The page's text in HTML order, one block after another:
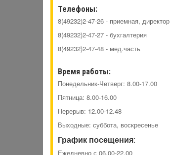
Телефоны:
8(49232)2-47-26 - приемная, директор
8(49232)2-47-27 - бухгалтерия
8(49232)2-47-48 - мед.часть
Время работы:
Понедельник-Четверг: 8.00-17.00
Пятница: 8.00-16.00
Перерыв: 12.00-12.48
Выходные: суббота, воскресенье
График посещения:
Ежедневно с 06.00-22.00